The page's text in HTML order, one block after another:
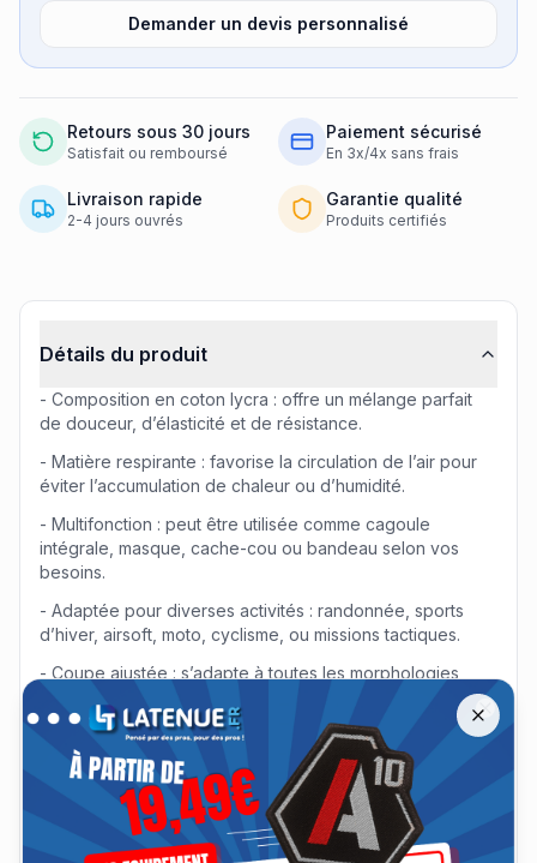
Demander un devis personnalisé
Retours sous 30 jours
Satisfait ou remboursé
Paiement sécurisé
En 3x/4x sans frais
Livraison rapide
2-4 jours ouvrés
Garantie qualité
Produits certifiés
Détails du produit
- Composition en coton lycra : offre un mélange parfait
de douceur, d’élasticité et de résistance.
- Matière respirante : favorise la circulation de l’air pour
éviter l’accumulation de chaleur ou d’humidité.
- Multifonction : peut être utilisée comme cagoule
intégrale, masque, cache-cou ou bandeau selon vos
besoins.
- Adaptée pour diverses activités : randonnée, sports
d’hiver, airsoft, moto, cyclisme, ou missions tactiques.
- Coupe ajustée : s’adapte à toutes les morphologies
grâce à sa flexibilité.
- Finitions douces : évite les irritations pour un port
prolongé.
- Couleur bleu marine : élégante, discrète et facile à
Offre spéciale A10 Équipement jusqu'à −30 %
Remise jusqu'à 30 % sur les tenues A10 Équipement jusqu'au 13
Close